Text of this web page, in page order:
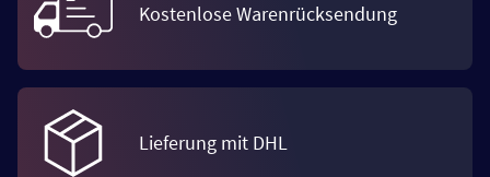
Kostenlose Warenrücksendung
Lieferung mit DHL